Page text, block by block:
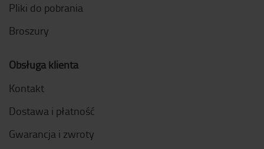
Pliki do pobrania
Broszury
Obsługa klienta
Kontakt
Dostawa i płatność
Gwarancja i zwroty